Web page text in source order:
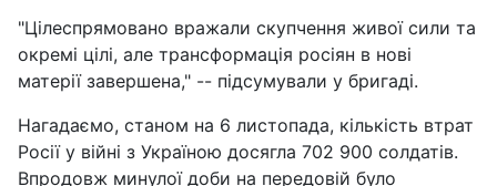
"Цілеспрямовано вражали скупчення живої сили та
окремі цілі, але трансформація росіян в нові
матерії завершена," -- підсумували у бригаді.
Нагадаємо, станом на 6 листопада, кількість втрат
Росії у війні з Україною досягла 702 900 солдатів.
Впродовж минулої доби на передовій було